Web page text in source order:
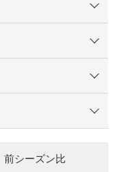
前シーズン比